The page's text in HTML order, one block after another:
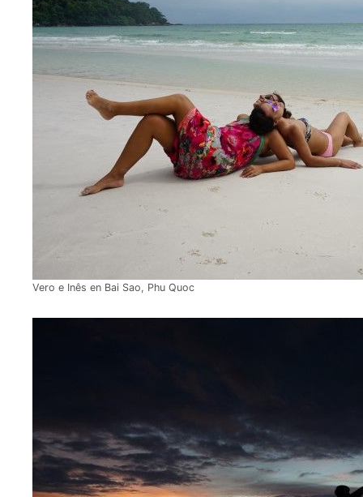
Vero e Inês en Bai Sao, Phu Quoc